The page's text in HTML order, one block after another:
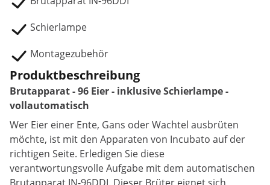
Schierlampe
Montagezubehör
Produktbeschreibung
Brutapparat - 96 Eier - inklusive Schierlampe -
vollautomatisch
Wer Eier einer Ente, Gans oder Wachtel ausbrüten
möchte, ist mit den Apparaten von Incubato auf der
richtigen Seite. Erledigen Sie diese
verantwortungsvolle Aufgabe mit dem automatischen